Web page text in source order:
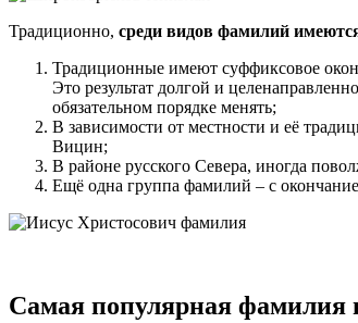
Традиционно, среди видов фамилий
Традиционные имеют суффиксовое
Это результат долгой и
обязательном порядке менять;
В зависимости от местности и её
Вицин;
В районе русского Севера, иногда
Ещё одна группа фамилий – с
Самая популярная фамилия